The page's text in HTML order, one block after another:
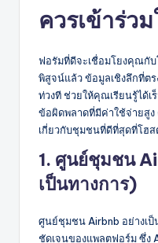
ควรเข้าร่ว
ฟอรัมที่ดีจะเชื่อมโยงคุณกั
พิสูจน์แล้ว ข้อมูลเชิงลึกที่ต
ท่วงที ช่วยให้คุณเรียนรู้ได้เ
ข้อผิดพลาดที่มีค่าใช้จ่ายสู
เกี่ยวกับชุมชนที่ดีที่สุดที่โฮ
1. ศูนย์ชุมชน
เป็นทางการ)
ศูนย์ชุมชน Airbnb อย่างเป็
ชัดเจนของแพลตฟอร์ม ซึ่ง